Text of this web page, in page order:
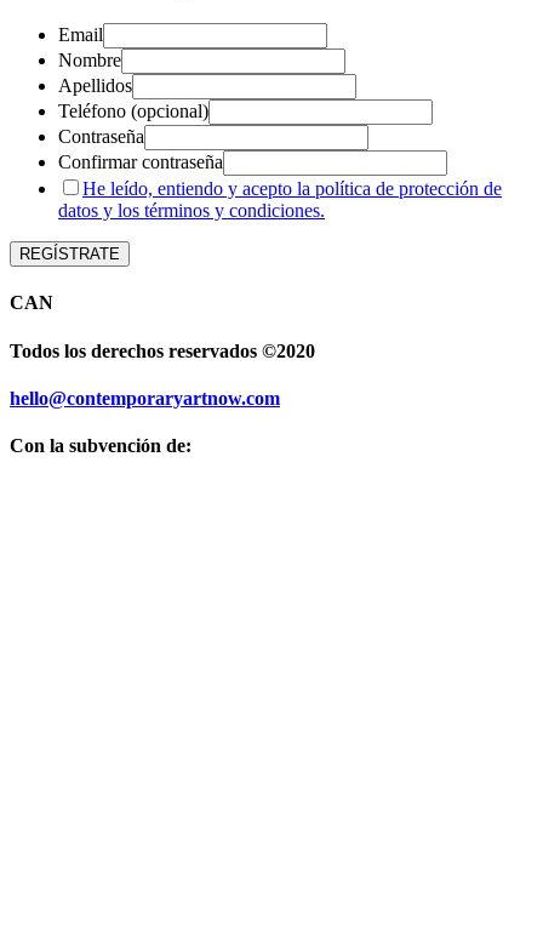
Email
Nombre
Apellidos
Teléfono (opcional)
Contraseña
Confirmar contraseña
He leído, entiendo y acepto la política de protección de
datos y los términos y condiciones.
REGÍSTRATE
CAN
Todos los derechos reservados ©2020
hello@contemporaryartnow.com
Con la subvención de: